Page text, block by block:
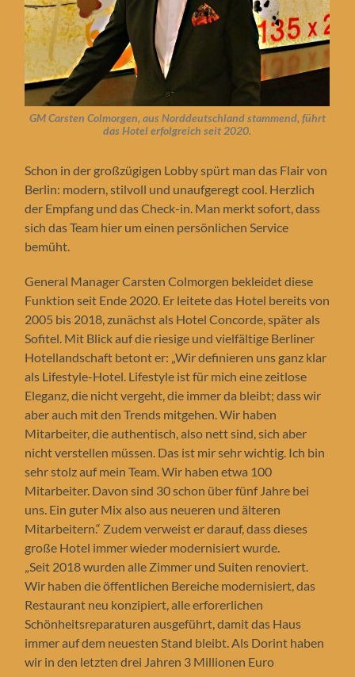
GM Carsten Colmorgen, aus Norddeutschland stammend, führt
das Hotel erfolgreich seit 2020.
Schon in der großzügigen Lobby spürt man das Flair von
Berlin: modern, stilvoll und unaufgeregt cool. Herzlich
der Empfang und das Check-in. Man merkt sofort, dass
sich das Team hier um einen persönlichen Service
bemüht.
General Manager Carsten Colmorgen bekleidet diese
Funktion seit Ende 2020. Er leitete das Hotel bereits von
2005 bis 2018, zunächst als Hotel Concorde, später als
Sofitel. Mit Blick auf die riesige und vielfältige Berliner
Hotellandschaft betont er: „Wir definieren uns ganz klar
als Lifestyle-Hotel. Lifestyle ist für mich eine zeitlose
Eleganz, die nicht vergeht, die immer da bleibt; dass wir
aber auch mit den Trends mitgehen. Wir haben
Mitarbeiter, die authentisch, also nett sind, sich aber
nicht verstellen müssen. Das ist mir sehr wichtig. Ich bin
sehr stolz auf mein Team. Wir haben etwa 100
Mitarbeiter. Davon sind 30 schon über fünf Jahre bei
uns. Ein guter Mix also aus neueren und älteren
Mitarbeitern.“ Zudem verweist er darauf, dass dieses
große Hotel immer wieder modernisiert wurde.
„Seit 2018 wurden alle Zimmer und Suiten renoviert.
Wir haben die öffentlichen Bereiche modernisiert, das
Restaurant neu konzipiert, alle erforerlichen
Schönheitsreparaturen ausgeführt, damit das Haus
immer auf dem neuesten Stand bleibt. Als Dorint haben
wir in den letzten drei Jahren 3 Millionen Euro